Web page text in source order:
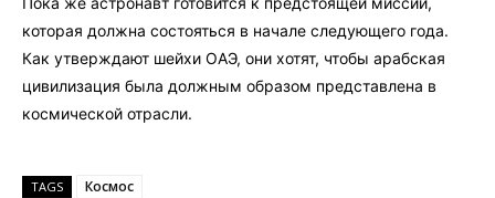
которая должна состояться в начале следующего года.
Как утверждают шейхи ОАЭ, они хотят, чтобы арабская
цивилизация была должным образом представлена в
космической отрасли.
TAGS Космос